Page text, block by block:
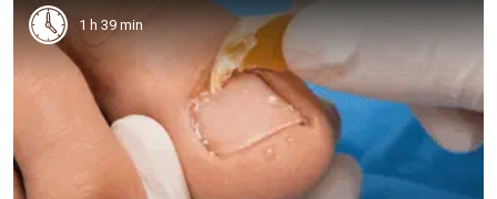
1 h 39 min